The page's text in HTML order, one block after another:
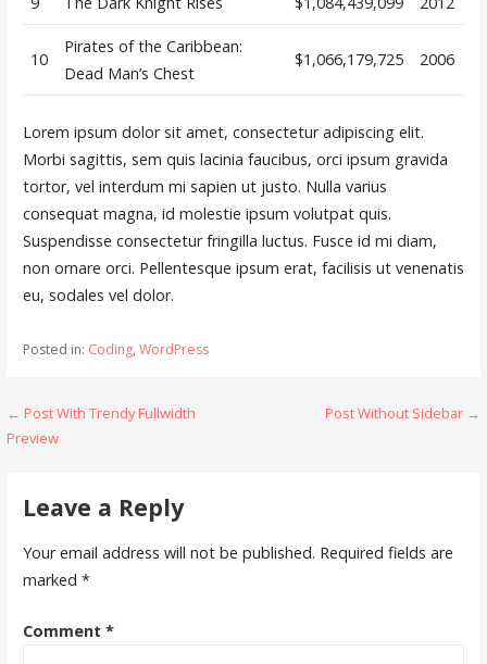
10
Pirates of the Caribbean:
Dead Man’s Chest
$1,066,179,725 2006
Lorem ipsum dolor sit amet, consectetur adipiscing elit.
Morbi sagittis, sem quis lacinia faucibus, orci ipsum gravida
tortor, vel interdum mi sapien ut justo. Nulla varius
consequat magna, id molestie ipsum volutpat quis.
Suspendisse consectetur fringilla luctus. Fusce id mi diam,
non ornare orci. Pellentesque ipsum erat, facilisis ut venenatis
eu, sodales vel dolor.
Posted in: Coding, WordPress
Post
← Post With Trendy Fullwidth
Preview
Post Without Sidebar →
Leave a Reply
Your email address will not be published. Required fields are
marked *
Comment *